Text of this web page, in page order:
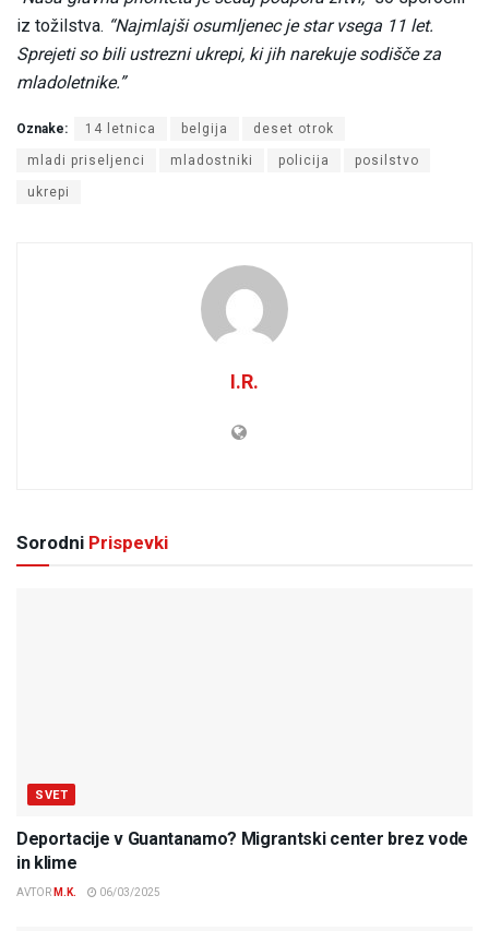
iz tožilstva. “Najmlajši osumljenec je star vsega 11 let.
Sprejeti so bili ustrezni ukrepi, ki jih narekuje sodišče za
mladoletnike.”
Oznake: 14 letnica belgija deset otrok
mladi priseljenci mladostniki policija posilstvo
ukrepi
I.R.
Sorodni Prispevki
SVET
Deportacije v Guantanamo? Migrantski center brez vode
in klime
AVTOR M.K. 06/03/2025